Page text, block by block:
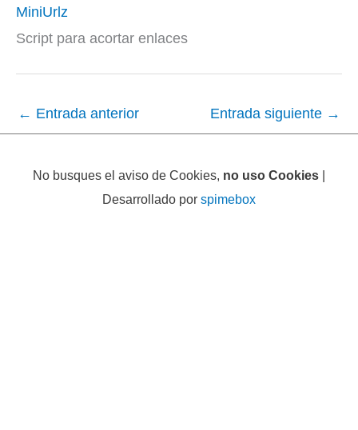
MiniUrlz
Script para acortar enlaces
← Entrada anterior Entrada siguiente →
No busques el aviso de Cookies, no uso Cookies |
Desarrollado por spimebox